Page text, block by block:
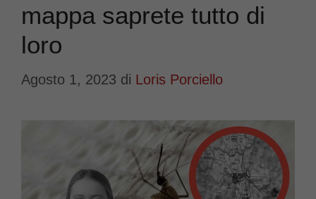
mappa saprete tutto di
loro
Agosto 1, 2023 di Loris Porciello